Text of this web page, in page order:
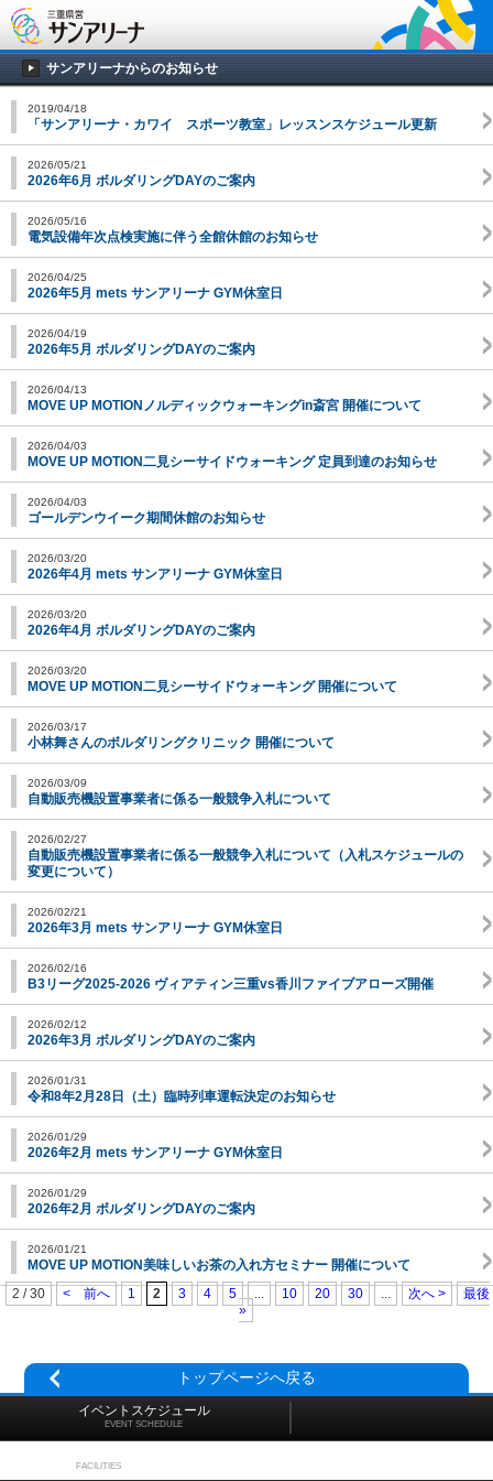
サンアリーナからのお知らせ
2019/04/18
「サンアリーナ・カワイ スポーツ教室」レッスンスケジュール更新
2026/05/21
2026年6月 ボルダリングDAYのご案内
2026/05/16
電気設備年次点検実施に伴う全館休館のお知らせ
2026/04/25
2026年5月 mets サンアリーナ GYM休室日
2026/04/19
2026年5月 ボルダリングDAYのご案内
2026/04/13
MOVE UP MOTIONノルディックウォーキングin斎宮 開催について
2026/04/03
MOVE UP MOTION二見シーサイドウォーキング 定員到達のお知らせ
2026/04/03
ゴールデンウイーク期間休館のお知らせ
2026/03/20
2026年4月 mets サンアリーナ GYM休室日
2026/03/20
2026年4月 ボルダリングDAYのご案内
2026/03/20
MOVE UP MOTION二見シーサイドウォーキング 開催について
2026/03/17
小林舞さんのボルダリングクリニック 開催について
2026/03/09
自動販売機設置事業者に係る一般競争入札について
2026/02/27
自動販売機設置事業者に係る一般競争入札について（入札スケジュールの
変更について）
2026/02/21
2026年3月 mets サンアリーナ GYM休室日
2026/02/16
B3リーグ2025-2026 ヴィアティン三重vs香川ファイブアローズ開催
2026/02/12
2026年3月 ボルダリングDAYのご案内
2026/01/31
令和8年2月28日（土）臨時列車運転決定のお知らせ
2026/01/29
2026年2月 mets サンアリーナ GYM休室日
2026/01/29
2026年2月 ボルダリングDAYのご案内
2026/01/21
MOVE UP MOTION美味しいお茶の入れ方セミナー 開催について
2 / 30
< 前へ 1 2 3 4 5 ... 10 20 30 ... 次へ >
最後
»
トップページへ戻る
イベントスケジュール
EVENT SCHEDULE
FACILITIES